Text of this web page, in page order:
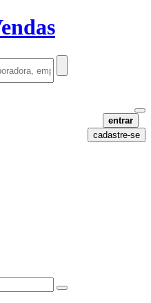
entrar
cadastre-se